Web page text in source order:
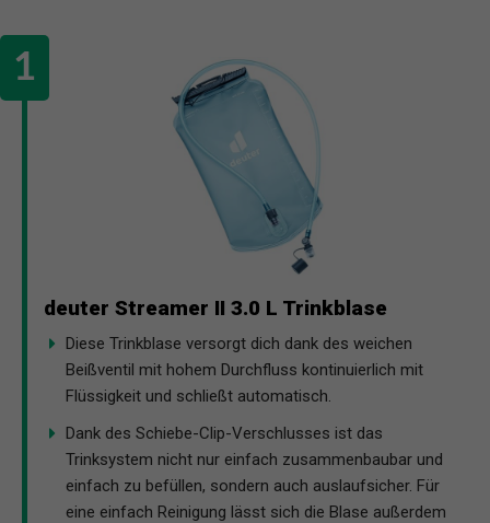
deuter Streamer II 3.0 L Trinkblase
Diese Trinkblase versorgt dich dank des weichen
Beißventil mit hohem Durchfluss kontinuierlich mit
Flüssigkeit und schließt automatisch.
Dank des Schiebe-Clip-Verschlusses ist das
Trinksystem nicht nur einfach zusammenbaubar und
einfach zu befüllen, sondern auch auslaufsicher. Für
eine einfach Reinigung lässt sich die Blase außerdem